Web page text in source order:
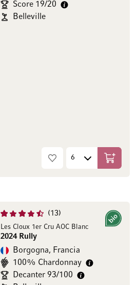
Score 19/20
Belleville
13
Les Cloux 1er Cru AOC Blanc
2024 Rully
Bio
Borgogna, Francia
100% Chardonnay
Decanter 93/100